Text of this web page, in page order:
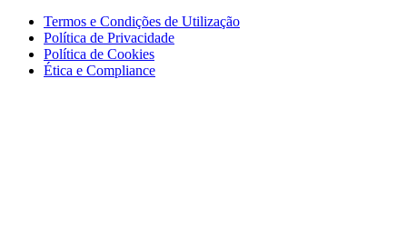
Termos e Condições de Utilização
Política de Privacidade
Política de Cookies
Ética e Compliance